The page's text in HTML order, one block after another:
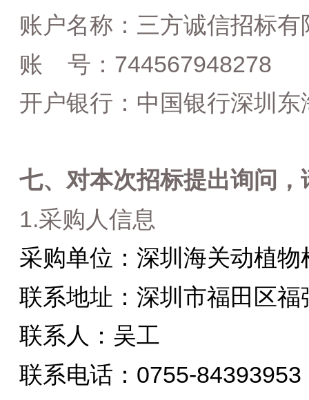
账户名称：三方诚信招标有
账
号： 744567948278
开户银行：中国银行深圳东
七、对本次招标提出询问
1.采购人信息
采购单位： 深圳海关动植
联系地址：深圳市福田区福
联系人：吴工
联系电话： 0755-84393953